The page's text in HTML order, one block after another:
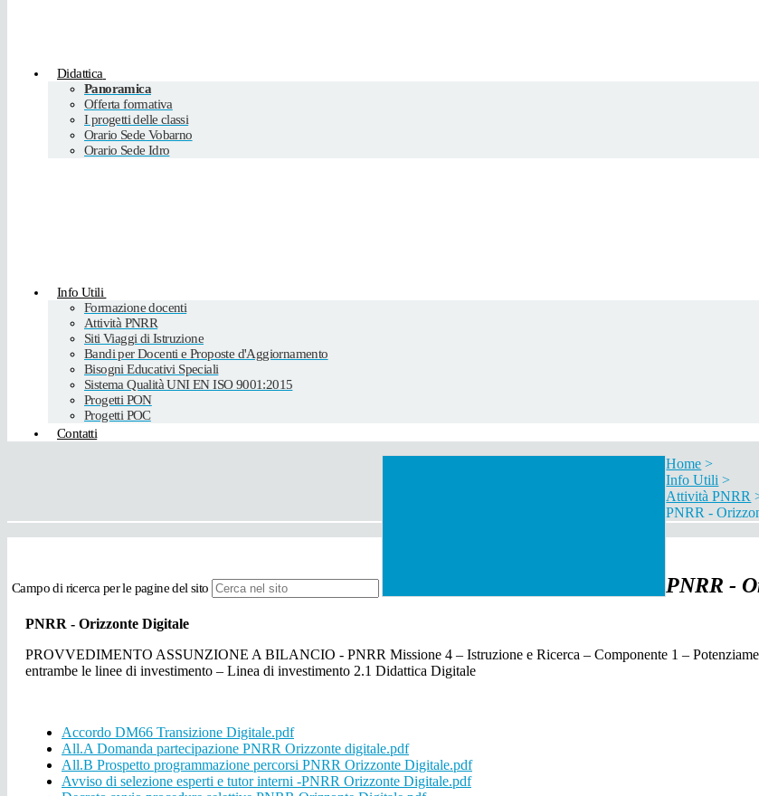
Didattica
Panoramica
Offerta formativa
I progetti delle classi
Orario Sede Vobarno
Orario Sede Idro
Info Utili
Formazione docenti
Attività PNRR
Siti Viaggi di Istruzione
Bandi per Docenti e Proposte d'Aggiornamento
Bisogni Educativi Speciali
Sistema Qualità UNI EN ISO 9001:2015
Progetti PON
Progetti POC
Contatti
Campo di ricerca per le pagine del sito
Home >
Info Utili >
Attività PNRR
PNRR -
PNRR -
PNRR - Orizzonte Digitale
PROVVEDIMENTO ASSUNZIONE A BILANCIO - PNRR Missione 4 – Istruzione e Ricerca – Componente 1 –
entrambe le linee di investimento – Linea di investimento 2.1 Didattica Digitale
Accordo DM66 Transizione Digitale.pdf
All.A Domanda partecipazione PNRR Orizzonte digitale.pdf
All.B Prospetto programmazione percorsi PNRR Orizzonte Digitale.pdf
Avviso di selezione esperti e tutor interni -PNRR Orizzonte Digitale.pdf